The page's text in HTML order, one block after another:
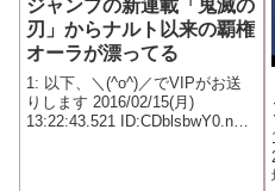
ジャンプの新連載「鬼滅の
刃」からナルト以来の覇権
オーラが漂ってる
1: 以下、＼(^o^)／でVIPがお送
りします 2016/02/15(月)
13:22:43.521 ID:CDblsbwY0.net